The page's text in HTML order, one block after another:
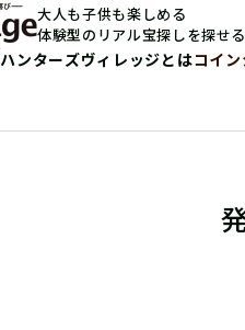
大人も子供も楽しめる
体験型のリアル宝探しを探せ
ハンターズヴィレッジとはコイ